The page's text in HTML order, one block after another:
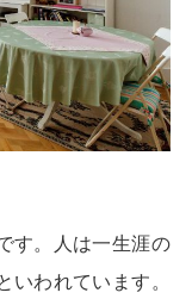
す。人は一生涯の
いわれています。